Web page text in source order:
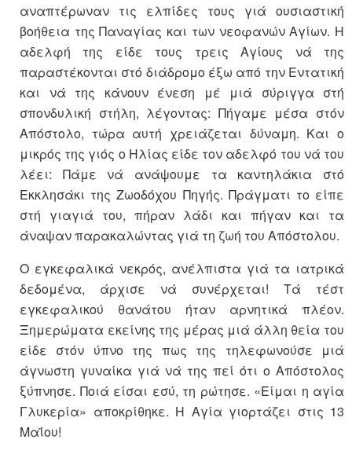
αναπτέρωναν τις ελπίδες τους γιά ουσιαστική
βοήθεια της Παναγίας και των νεοφανών Αγίων. Η
αδελφή της είδε τους τρεις Αγίους νά της
παραστέκονται στό διάδρομο έξω από την Εντατική
και νά της κάνουν ένεση μέ μιά σύριγγα στή
σπονδυλική στήλη, λέγοντας: Πήγαμε μέσα στόν
Απόστολο, τώρα αυτή χρειάζεται δύναμη. Και ο
μικρός της γιός ο Ηλίας είδε τον αδελφό του νά του
λέει: Πάμε νά ανάψουμε τα καντηλάκια στό
Εκκλησάκι της Ζωοδόχου Πηγής. Πράγματι το είπε
στή γιαγιά του, πήραν λάδι και πήγαν και τα
άναψαν παρακαλώντας γιά τη ζωή του Απόστολου.
Ο εγκεφαλικά νεκρός, ανέλπιστα γιά τα ιατρικά
δεδομένα, άρχισε νά συνέρχεται! Τά τέστ
εγκεφαλικού θανάτου ήταν αρνητικά πλέον.
Ξημερώματα εκείνης της μέρας μιά άλλη θεία του
είδε στόν ύπνο της πως της τηλεφωνούσε μιά
άγνωστη γυναίκα γιά νά της πεί ότι ο Απόστολος
ξύπνησε. Ποιά είσαι εσύ, τη ρώτησε. «Είμαι η αγία
Γλυκερία» αποκρίθηκε. Η Αγία γιορτάζει στις 13
Μαΐου!